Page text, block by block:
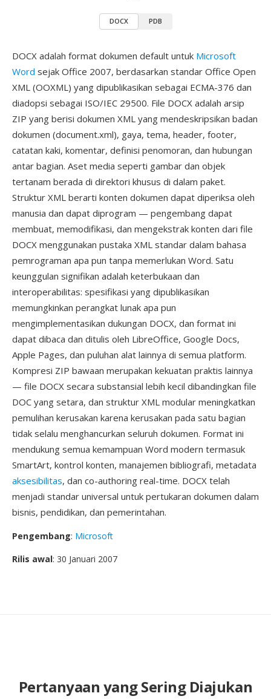
DOCX PDB
DOCX adalah format dokumen default untuk Microsoft
Word sejak Office 2007, berdasarkan standar Office Open
XML (OOXML) yang dipublikasikan sebagai ECMA-376 dan
diadopsi sebagai ISO/IEC 29500. File DOCX adalah arsip
ZIP yang berisi dokumen XML yang mendeskripsikan badan
dokumen (document.xml), gaya, tema, header, footer,
catatan kaki, komentar, definisi penomoran, dan hubungan
antar bagian. Aset media seperti gambar dan objek
tertanam berada di direktori khusus di dalam paket.
Struktur XML berarti konten dokumen dapat diperiksa oleh
manusia dan dapat diprogram — pengembang dapat
membuat, memodifikasi, dan mengekstrak konten dari file
DOCX menggunakan pustaka XML standar dalam bahasa
pemrograman apa pun tanpa memerlukan Word. Satu
keunggulan signifikan adalah keterbukaan dan
interoperabilitas: spesifikasi yang dipublikasikan
memungkinkan perangkat lunak apa pun
mengimplementasikan dukungan DOCX, dan format ini
dapat dibaca dan ditulis oleh LibreOffice, Google Docs,
Apple Pages, dan puluhan alat lainnya di semua platform.
Kompresi ZIP bawaan merupakan kekuatan praktis lainnya
— file DOCX secara substansial lebih kecil dibandingkan file
DOC yang setara, dan struktur XML modular meningkatkan
pemulihan kerusakan karena kerusakan pada satu bagian
tidak selalu menghancurkan seluruh dokumen. Format ini
mendukung semua kemampuan Word modern termasuk
SmartArt, kontrol konten, manajemen bibliografi, metadata
aksesibilitas, dan co-authoring real-time. DOCX telah
menjadi standar universal untuk pertukaran dokumen dalam
bisnis, pendidikan, dan pemerintahan.
Pengembang: Microsoft
Rilis awal: 30 Januari 2007
Pertanyaan yang Sering Diajukan